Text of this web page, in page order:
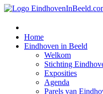
Home
Eindhoven in Beeld
Welkom
Stichting
Exposities
Agenda
Parels van